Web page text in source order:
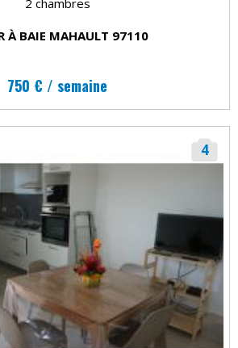
2 chambres
À BAIE MAHAULT 97110
750 € / semaine
4